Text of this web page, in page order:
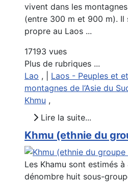
vivent dans les
(entre 300 m et 900 m). Il
propre au Laos ...
17193 vues
Plus de rubriques ...
Lao , | Laos - Peuples et
montagnes de l’Asie du
Khmu ,
Lire la suite...
Khmu (ethnie du
Les Khamu sont estimés
dénombre huit sous-